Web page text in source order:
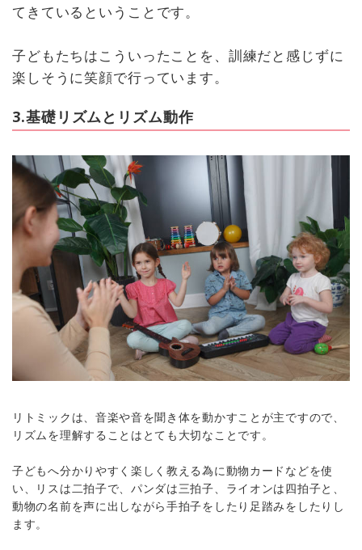
てきているということです。
子どもたちはこういったことを、訓練だと感じずに
楽しそうに笑顔で行っています。
3.基礎リズムとリズム動作
リトミックは、音楽や音を聞き体を動かすことが主ですので、
リズムを理解することはとても大切なことです。
子どもへ分かりやすく楽しく教える為に動物カードなどを使
い、リスは二拍子で、パンダは三拍子、ライオンは四拍子と、
動物の名前を声に出しながら手拍子をしたり足踏みをしたりし
ます。